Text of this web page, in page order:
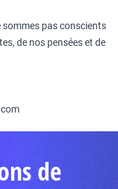
pas conscients
de nos pensées et de
de